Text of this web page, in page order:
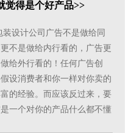
觉得是个好产品>>
装设计公司广告不是做给同
不是做给内行看的，广告更
给外行看的！任何广告创
设消费者和你一样对你卖的
的经验。而应该反过来，要
一个对你的产品什么都不懂